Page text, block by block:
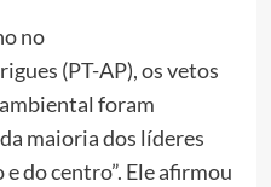
no
(PT-AP), os vetos
foram
maioria dos líderes
do centro”. Ele afirmou